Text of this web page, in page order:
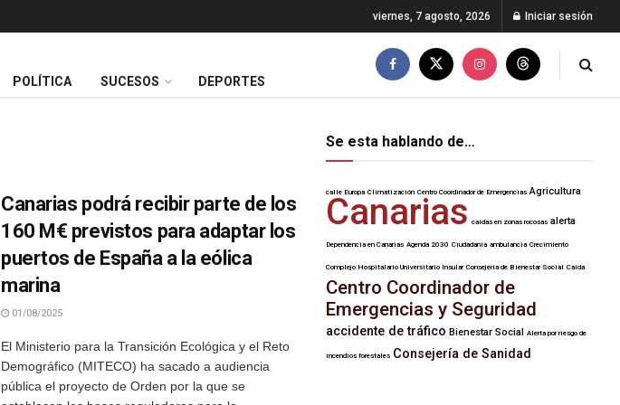
viernes, 7 agosto, 2026 Iniciar sesión
POLÍTICA SUCESOS DEPORTES
Canarias podrá recibir parte de los
160 M€ previstos para adaptar los
puertos de España a la eólica
marina
01/08/2025
El Ministerio para la Transición Ecológica y el Reto
Demográfico (MITECO) ha sacado a audiencia
pública el proyecto de Orden por la que se
Se esta hablando de…
calle Europa Climatización Centro Coordinador de Emergencias Agricultura
Canarias caídas en zonas rocosas alerta
Dependencia en Canarias Agenda 2030 Ciudadanía ambulancia Crecimiento
Complejo Hospitalario Universitario Insular Consejería de Bienestar Social Caída
Centro Coordinador de
Emergencias y Seguridad
accidente de tráfico Bienestar Social Alerta por riesgo de
incendios forestales Consejería de Sanidad